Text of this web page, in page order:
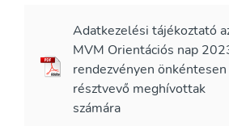
Adatkezelési tájékoztató
MVM Orientációs nap
rendezvényen önkéntesen
résztvevő meghívottak
számára